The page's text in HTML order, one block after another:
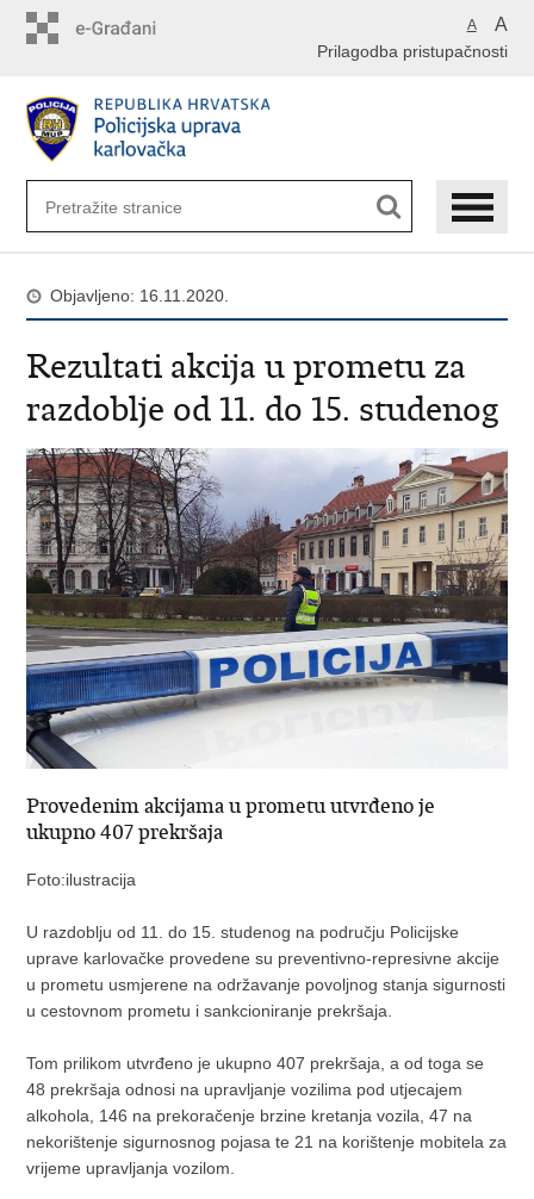
A A
Prilagodba pristupačnosti
Objavljeno: 16.11.2020.
Rezultati akcija u prometu za
razdoblje od 11. do 15. studenog
Provedenim akcijama u prometu utvrđeno je
ukupno 407 prekršaja
Foto:ilustracija
U razdoblju od 11. do 15. studenog na području Policijske
uprave karlovačke provedene su preventivno-represivne akcije
u prometu usmjerene na održavanje povoljnog stanja sigurnosti
u cestovnom prometu i sankcioniranje prekršaja.
Tom prilikom utvrđeno je ukupno 407 prekršaja, a od toga se
48 prekršaja odnosi na upravljanje vozilima pod utjecajem
alkohola, 146 na prekoračenje brzine kretanja vozila, 47 na
nekorištenje sigurnosnog pojasa te 21 na korištenje mobitela za
vrijeme upravljanja vozilom.